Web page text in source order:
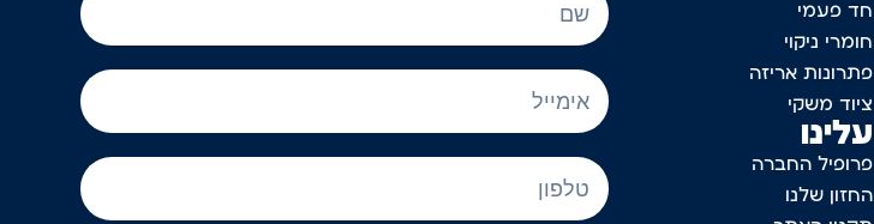
חד פעמי
חומרי ניקוי
פתרונות אריזה
ציוד משקי
עלינו
פרופיל החברה
החזון שלנו